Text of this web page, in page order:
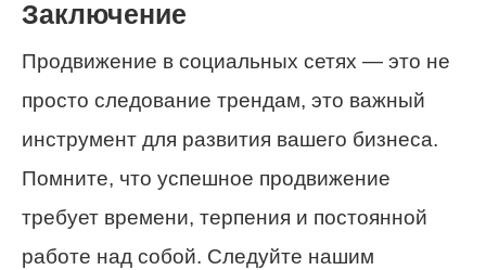
Заключение
Продвижение в социальных сетях — это не
просто следование трендам, это важный
инструмент для развития вашего бизнеса.
Помните, что успешное продвижение
требует времени, терпения и постоянной
работе над собой. Следуйте нашим